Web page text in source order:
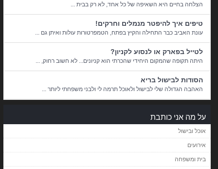
הצלחה בחיים היא השאיפה של כל אחד, לא רק בבית ...
טיפים איך להיפטר מנמלים וחרקים!
עונת האביב כבר התחילה והקיץ בפתח, הטמפרטורות עולות ואיתן גם ...
לטייל בפארק או לנסוע לקניון?
היתה תקופה שהמקום היחידי שהכרתי הוא קניונים... לא חשוב רחוק, ...
הסודות לבישול בריא
האהבה הגדולה שלי לבישול ולאוכל תרמה לי ולבני משפחתי ליותר ...
על מה אני כותבת
אוכל ובישול
אירועים
בית ומשפחה